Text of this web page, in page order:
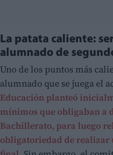
La patata caliente:
alumnado de
Uno de los puntos más
alumnado que se juega el
Educación planteó
mínimos que obligaban a
Bachillerato, para luego
obligatoriedad de